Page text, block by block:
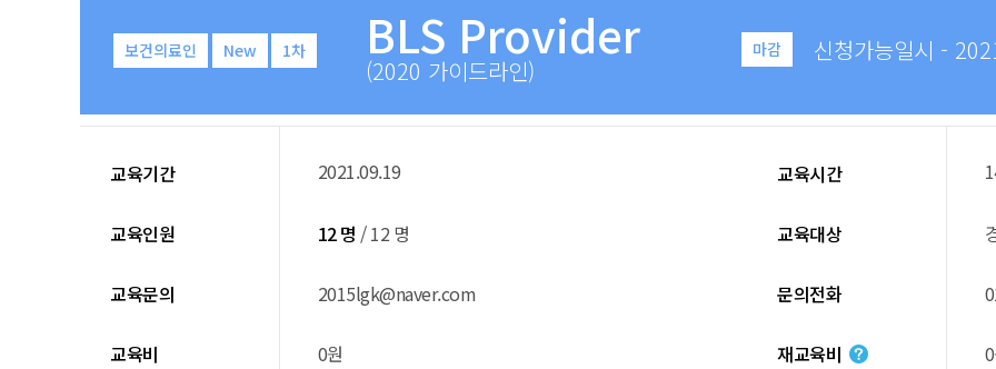
보건의료인 New 1차 BLS Provider
(2020 가이드라인)
마감 신청가능일시 -
교육기간 2021.09.19 교육시간
교육인원 12 명 / 12 명 교육대상
교육문의 2015lgk@naver.com 문의전화
교육비 0원 재교육비